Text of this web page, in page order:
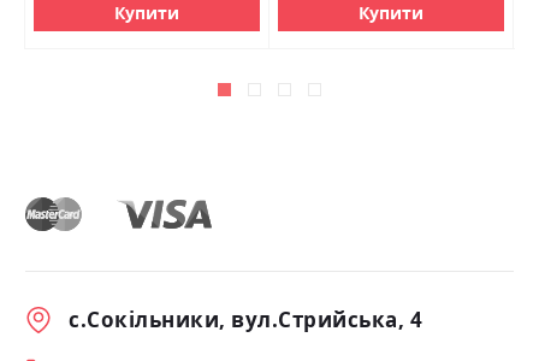
Купити Купити
с.Сокільники, вул.Стрийська, 4